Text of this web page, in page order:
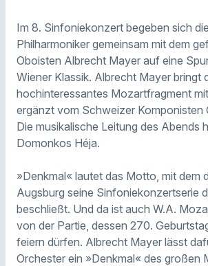
Im 8. Sinfoniekonzert begeben sich
Philharmoniker gemeinsam mit dem
Oboisten Albrecht Mayer auf eine
Wiener Klassik. Albrecht Mayer bringt
hochinteressantes Mozartfragment
ergänzt vom Schweizer Komponisten
Die musikalische Leitung des Abends
Domonkos Héja.
»Denkmal« lautet das Motto, mit dem
Augsburg seine Sinfoniekonzertserie
beschließt. Und da ist auch W.A.
von der Partie, dessen 270.
feiern dürfen. Albrecht Mayer lässt
Orchester ein »Denkmal« des großen